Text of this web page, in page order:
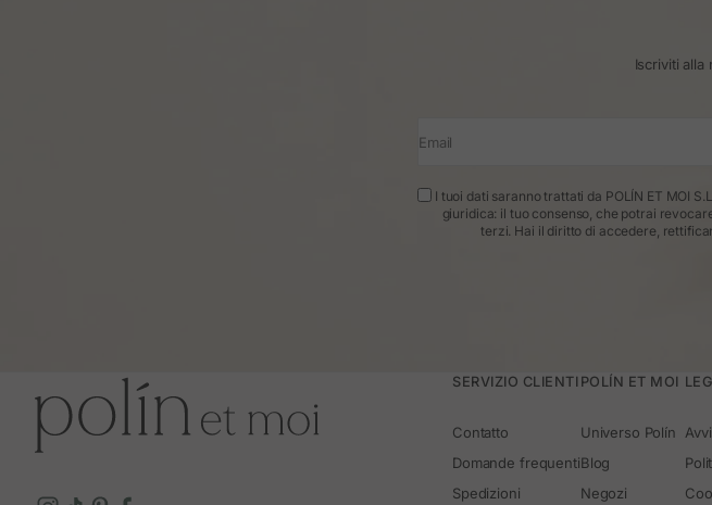
Iscriviti
Email
I tuoi dati saranno trattati da POLÍN ET MOI
giuridica: il tuo consenso, che potrai
terzi. Hai il diritto di accedere,
SERVIZIO CLIENTI
Contatto
Domande frequenti
Spedizioni
POLÍN ET MOI
Universo Polín
Blog
Negozi